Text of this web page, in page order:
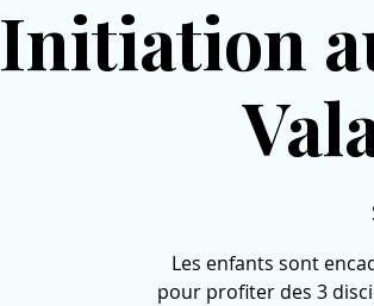
Initiation
Les enfants sont
pour profiter des 3